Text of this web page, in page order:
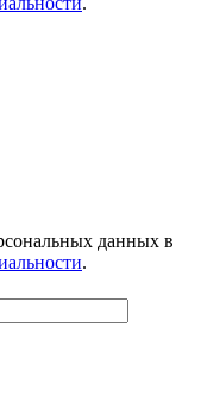
данных в
.